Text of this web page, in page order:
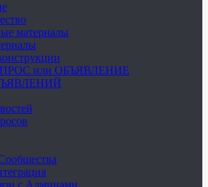
материалы
или ОБЪЯВЛЕНИЕ
с Админами